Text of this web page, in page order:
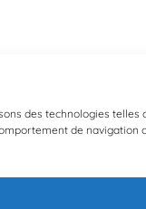
des technologies
de